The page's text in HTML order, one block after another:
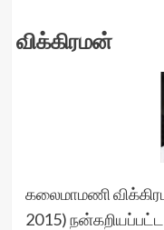
விக்கிரமன்
கலைமாமணி
2015)